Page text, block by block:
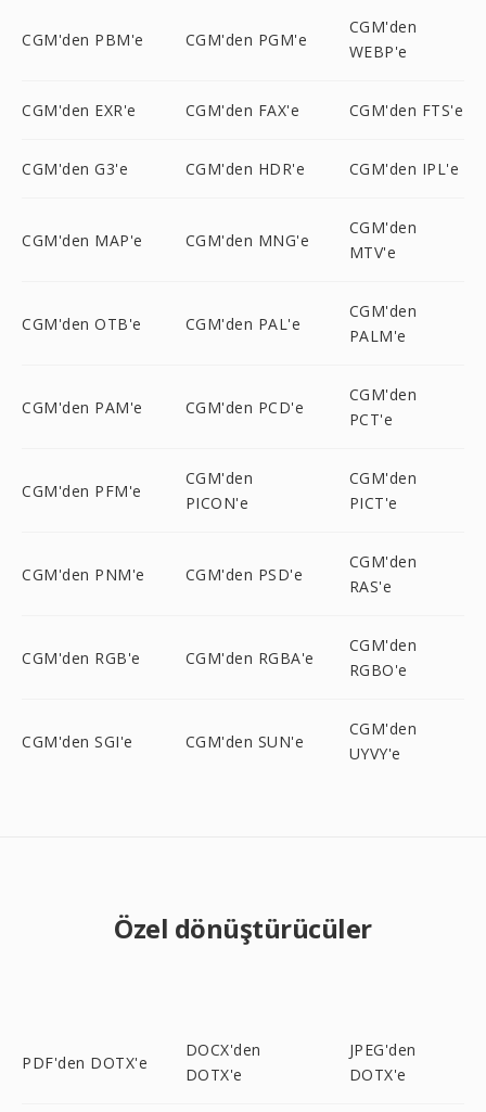
CGM'den PBM'e CGM'den PGM'e
CGM'den
WEBP'e
CGM'den EXR'e CGM'den FAX'e CGM'den FTS'e
CGM'den G3'e CGM'den HDR'e CGM'den IPL'e
CGM'den MAP'e CGM'den MNG'e
CGM'den
MTV'e
CGM'den OTB'e CGM'den PAL'e
CGM'den
PALM'e
CGM'den PAM'e CGM'den PCD'e
CGM'den
PCT'e
CGM'den PFM'e
CGM'den
PICON'e
CGM'den
PICT'e
CGM'den PNM'e CGM'den PSD'e
CGM'den
RAS'e
CGM'den RGB'e CGM'den RGBA'e
CGM'den
RGBO'e
CGM'den SGI'e CGM'den SUN'e
CGM'den
UYVY'e
Özel dönüştürücüler
PDF'den DOTX'e
DOCX'den
DOTX'e
JPEG'den
DOTX'e